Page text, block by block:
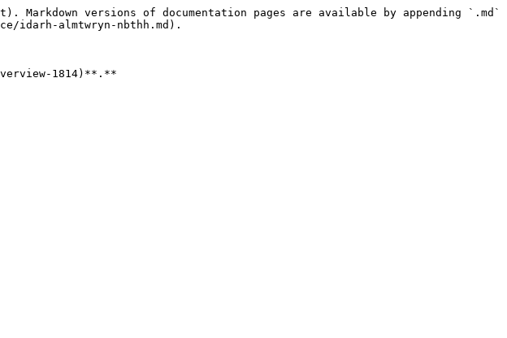
versions of documentation pages are available by appending `.md`
idarh-almtwryn-nbthh.md).